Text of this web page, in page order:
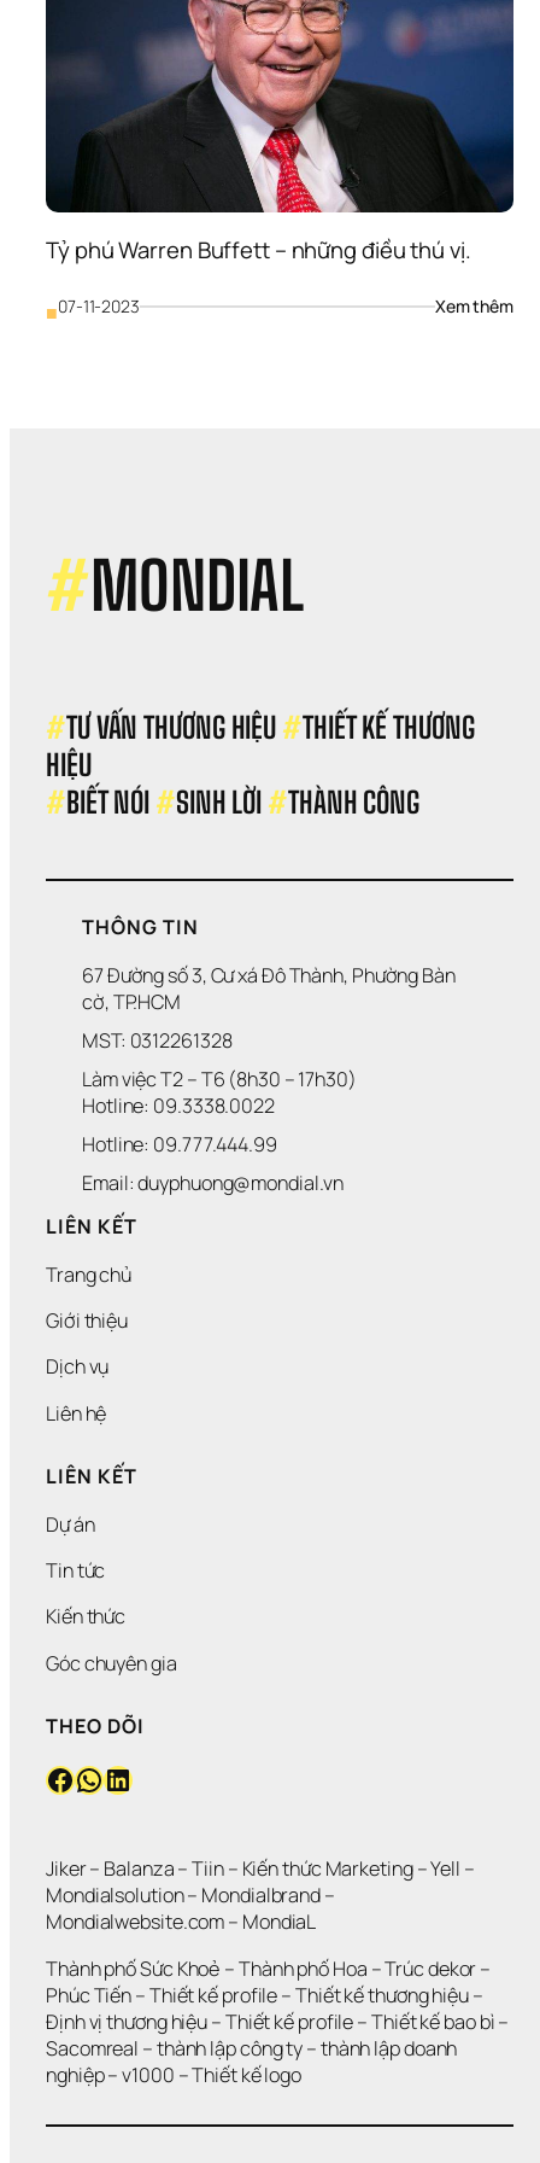
Tỷ phú Warren Buffett – những điều thú vị.
■07-11-2023 Xem thêm:
#MONDIAL
#TƯ VẤN THƯƠNG HIỆU #THIẾT KẾ THƯƠNG
HIỆU
#BIẾT NÓI #SINH LỜI #THÀNH CÔNG
THÔNG TIN
67 Đường số 3, Cư xá Đô Thành, Phường Bàn
cờ, TP.HCM
MST: 0312261328
Làm việc T2 – T6 (8h30 – 17h30)
Hotline: 09.3338.0022
Hotline: 09.777.444.99
Email: duyphuong@mondial.vn
LIÊN KẾT
Trang chủ
Giới thiệu
Dịch vụ
Liên hệ
LIÊN KẾT
Dự án
Tin tức
Kiến thức
Góc chuyên gia
THEO DÕI
Facebook WhatsApp LinkedIn
Jiker – Balanza – Tiin – Kiến thức Marketing – Yell
Mondialsolution – Mondialbrand
Mondialwebsite.com – MondiaL
Thành phố Sức Khoẻ – Thành phố Hoa – Trúc dekor
Phúc Tiến – Thiết kế profile – Thiết kế thương hiệu
Định vị thương hiệu – Thiết kế profile – Thiết kế bao bì
Sacomreal – thành lập công ty – thành lập doanh
nghiệp – v1000 – Thiết kế logo